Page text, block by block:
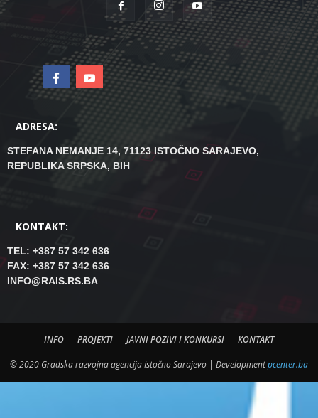
ADRESA:
STEFANA NEMANJE 14, 71123 ISTOČNO SARAJEVO,
REPUBLIKA SRPSKA, BIH
KONTAKT:
TEL: +387 57 342 636
FAX: +387 57 342 636
INFO@RAIS.RS.BA
INFO PROJEKTI JAVNI POZIVI I KONKURSI KONTAKT
© 2020 Gradska razvojna agencija Istočno Sarajevo | Developmentpcenter.ba